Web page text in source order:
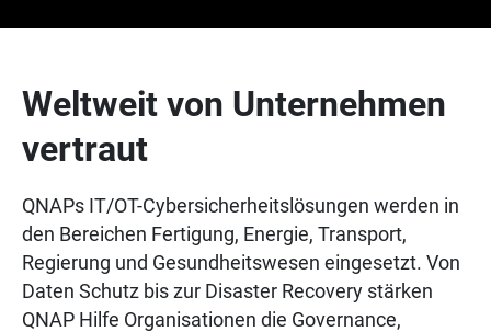
Weltweit von Unternehmen
vertraut
QNAPs IT/OT-Cybersicherheitslösungen werden in
den Bereichen Fertigung, Energie, Transport,
Regierung und Gesundheitswesen eingesetzt. Von
Daten Schutz bis zur Disaster Recovery stärken
QNAP Hilfe Organisationen die Governance,